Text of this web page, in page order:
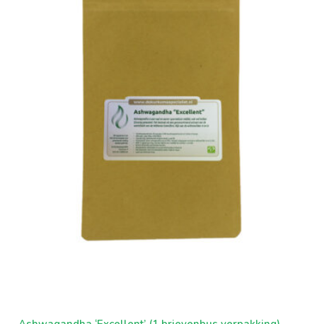
In winkelwagen